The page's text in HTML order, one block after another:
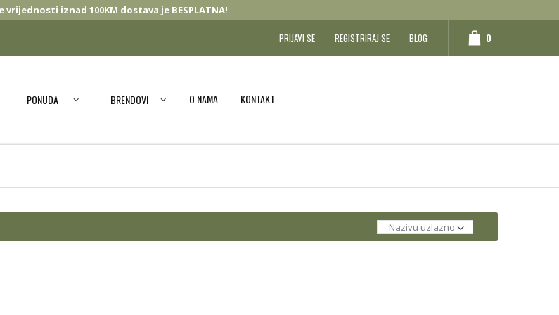
vrijednosti iznad 100KM dostava je BESPLATNA!
PRIJAVI SE REGISTRIRAJ SE BLOG 0
PONUDA BRENDOVI O NAMA KONTAKT